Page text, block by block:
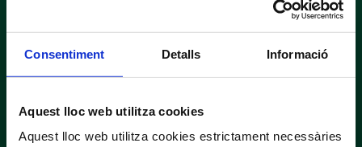
Consentiment Detalls Informació
Aquest lloc web utilitza cookies
Aquest lloc web utilitza cookies estrictament necessàries